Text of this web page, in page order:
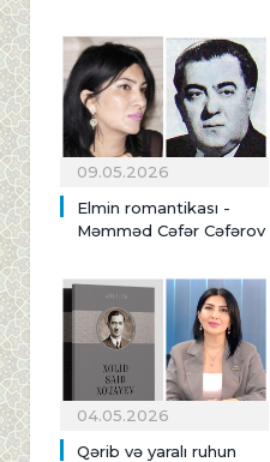
09.05.2026
Elmin romantikası -
Məmməd Cəfər Cəfərov
04.05.2026
Qərib və yaralı ruhun